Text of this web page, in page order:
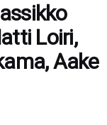
Loiri,
Aake